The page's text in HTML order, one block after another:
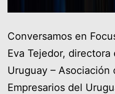
Conversamos en
Eva Tejedor,
Uruguay – Asociación
Empresarios del